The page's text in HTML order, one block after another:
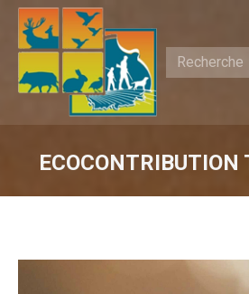
Recherche
:
ECOCONTRIBUTION